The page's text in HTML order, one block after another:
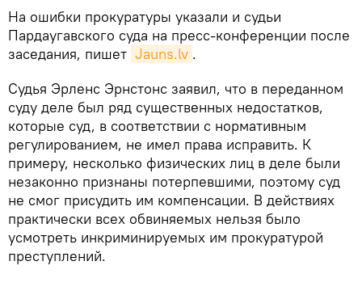
На ошибки прокуратуры указали и судьи
Пардаугавского суда на пресс-конференции после
заседания, пишет Jauns.lv .
Судья Эрленс Эрнстонс заявил, что в переданном
суду деле был ряд существенных недостатков,
которые суд, в соответствии с нормативным
регулированием, не имел права исправить. К
примеру, несколько физических лиц в деле были
незаконно признаны потерпевшими, поэтому суд
не смог присудить им компенсации. В действиях
практически всех обвиняемых нельзя было
усмотреть инкриминируемых им прокуратурой
преступлений.